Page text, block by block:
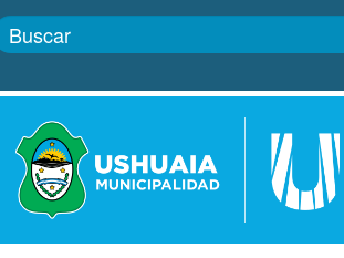
Boletín
Gobierno